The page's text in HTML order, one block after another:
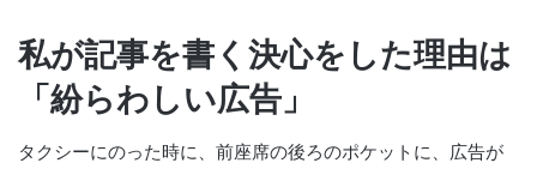
私が記事を書く決心をした理由は
「紛らわしい広告」
タクシーにのった時に、前座席の後ろのポケットに、広告が